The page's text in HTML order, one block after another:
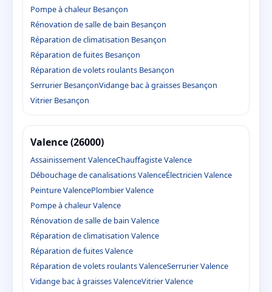
Pompe à chaleur Besançon
Rénovation de salle de bain Besançon
Réparation de climatisation Besançon
Réparation de fuites Besançon
Réparation de volets roulants Besançon
Serrurier BesançonVidange bac à graisses Besançon
Vitrier Besançon
Valence (26000)
Assainissement ValenceChauffagiste Valence
Débouchage de canalisations ValenceÉlectricien Valence
Peinture ValencePlombier Valence
Pompe à chaleur Valence
Rénovation de salle de bain Valence
Réparation de climatisation Valence
Réparation de fuites Valence
Réparation de volets roulants ValenceSerrurier Valence
Vidange bac à graisses ValenceVitrier Valence